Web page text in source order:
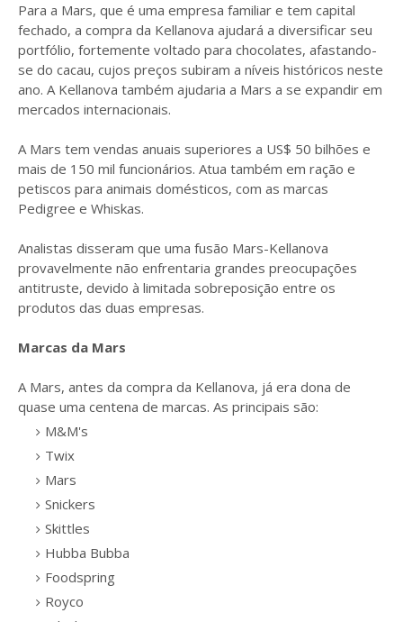
Para a Mars, que é uma empresa familiar e tem capital
fechado, a compra da Kellanova ajudará a diversificar seu
portfólio, fortemente voltado para chocolates, afastando-
se do cacau, cujos preços subiram a níveis históricos neste
ano. A Kellanova também ajudaria a Mars a se expandir em
mercados internacionais.
A Mars tem vendas anuais superiores a US$ 50 bilhões e
mais de 150 mil funcionários. Atua também em ração e
petiscos para animais domésticos, com as marcas
Pedigree e Whiskas.
Analistas disseram que uma fusão Mars-Kellanova
provavelmente não enfrentaria grandes preocupações
antitruste, devido à limitada sobreposição entre os
produtos das duas empresas.
Marcas da Mars
A Mars, antes da compra da Kellanova, já era dona de
quase uma centena de marcas. As principais são:
M&M's
Twix
Mars
Snickers
Skittles
Hubba Bubba
Foodspring
Royco